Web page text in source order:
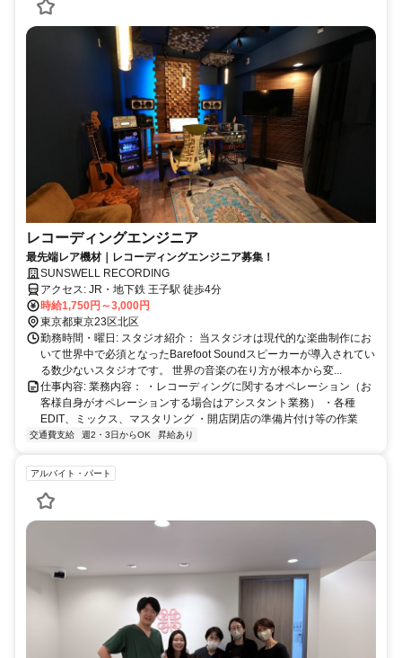
レコーディングエンジニア
最先端レア機材｜レコーディングエンジニア募集！
SUNSWELL RECORDING
アクセス: JR・地下鉄 王子駅 徒歩4分
時給1,750円～3,000円
東京都東京23区北区
勤務時間・曜日: スタジオ紹介： 当スタジオは現代的な楽曲制作にお
いて世界中で必須となったBarefoot Soundスピーカーが導入されてい
る数少ないスタジオです。 世界の音楽の在り方が根本から変...
仕事内容: 業務内容： ・レコーディングに関するオペレーション（お
客様自身がオペレーションする場合はアシスタント業務） ・各種
EDIT、ミックス、マスタリング ・開店閉店の準備片付け等の作業
交通費支給 週2・3日からOK 昇給あり
アルバイト・パート